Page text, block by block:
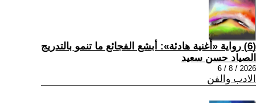
(6) رواية «أغنية هادئة»: أبشع الفجائع ما تنمو بالتدريج
الصياد حسن سعيد
2026 / 8 / 6
الادب والفن